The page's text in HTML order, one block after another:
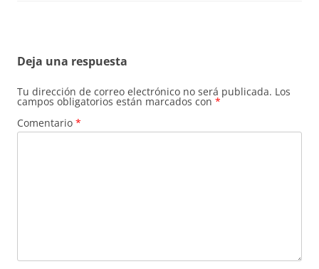
Deja una respuesta
Tu dirección de correo electrónico no será publicada. Los
campos obligatorios están marcados con *
Comentario *